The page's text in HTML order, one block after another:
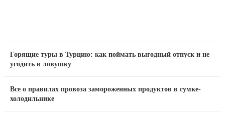
Горящие туры в Турцию: как поймать выгодный отпуск и не
угодить в ловушку
Все о правилах провоза замороженных продуктов в сумке-
холодильнике